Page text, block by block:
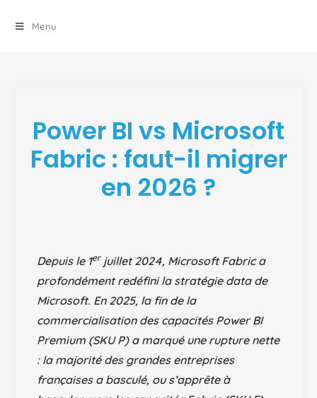
Menu
Power BI vs Microsoft
Fabric : faut-il migrer
en 2026 ?
Depuis le 1erjuillet 2024, Microsoft Fabric a
profondément redéfini la stratégie data de
Microsoft. En 2025, la fin de la
commercialisation des capacités Power BI
Premium (SKU P)a marqué une rupture nette
: la majorité des grandes entreprises
françaises a basculé, ou s’apprête à